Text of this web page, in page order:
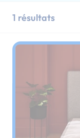
1 résultats